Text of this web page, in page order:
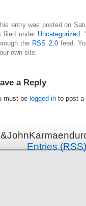
entry was posted on
filed under Uncategorized.
the RSS 2.0feed.
own site.
a Reply
must be logged in to post a
Entries (RSS)